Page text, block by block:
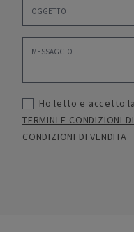
Ho letto e accetto la
TERMINI E CONDIZIONI
CONDIZIONI DI VENDITA